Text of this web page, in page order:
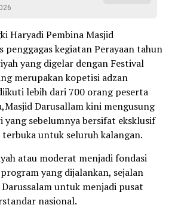
Haryadi Pembina Masjid
penggagas kegiatan Perayaan tahun
yang digelar dengan Festival
merupakan kopetisi adzan
lebih dari 700 orang peserta
Darusallam kini mengusung
yang sebelumnya bersifat eksklusif
untuk seluruh kalangan.
atau moderat menjadi fondasi
yang dijalankan, sejalan
Darussalam untuk menjadi pusat
nasional.